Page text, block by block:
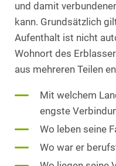
und damit
kann. Grundsätzlich
Aufenthalt ist nicht
Wohnort des
aus mehreren Teilen
Mit welchem
engste
Wo leben seine
Wo war er